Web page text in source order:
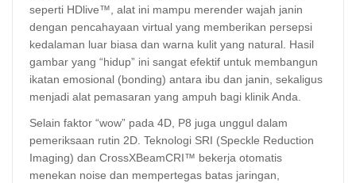
seperti HDlive™, alat ini mampu merender wajah janin
dengan pencahayaan virtual yang memberikan persepsi
kedalaman luar biasa dan warna kulit yang natural. Hasil
gambar yang “hidup” ini sangat efektif untuk membangun
ikatan emosional (bonding) antara ibu dan janin, sekaligus
menjadi alat pemasaran yang ampuh bagi klinik Anda.
Selain faktor “wow” pada 4D, P8 juga unggul dalam
pemeriksaan rutin 2D. Teknologi SRI (Speckle Reduction
Imaging) dan CrossXBeamCRI™ bekerja otomatis
menekan noise dan mempertegas batas jaringan,